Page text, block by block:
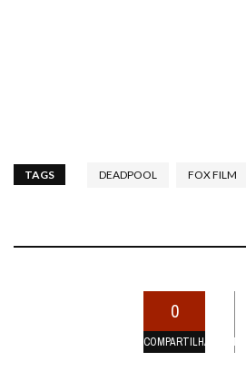
TAGS DEADPOOL FOX FILM
0
COMPARTILHAMENTOS